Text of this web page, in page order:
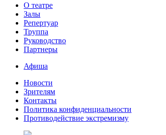
О театре
Залы
Репертуар
Труппа
Руководство
Партнеры
Афиша
Новости
Зрителям
Контакты
Политика конфиденциальности
Противодействие экстремизму